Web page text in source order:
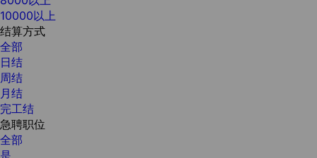
10000以上
结算方式
全部
日结
周结
月结
完工结
急聘职位
全部
是